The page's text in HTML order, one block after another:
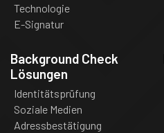
Technologie
E-Signatur
Background Check
Lösungen
Identitätsprüfung
Soziale Medien
Adressbestätigung